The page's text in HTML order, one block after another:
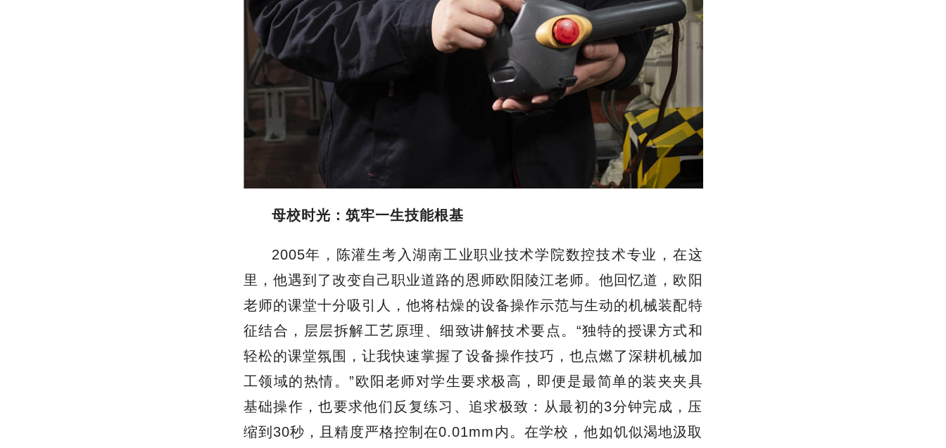
母校时光：筑牢一生技能根基
2005年，陈灌生考入湖南工业职业技术学院数控技术专业，在这
里，他遇到了改变自己职业道路的恩师欧阳陵江老师。他回忆道，欧阳
老师的课堂十分吸引人，他将枯燥的设备操作示范与生动的机械装配特
征结合，层层拆解工艺原理、细致讲解技术要点。“独特的授课方式和
轻松的课堂氛围，让我快速掌握了设备操作技巧，也点燃了深耕机械加
工领域的热情。”欧阳老师对学生要求极高，即便是最简单的装夹夹具
基础操作，也要求他们反复练习、追求极致：从最初的3分钟完成，压
缩到30秒，且精度严格控制在0.01mm内。在学校，他如饥似渴地汲取